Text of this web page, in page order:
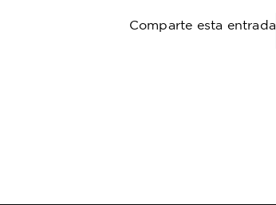
Comparte esta entrada